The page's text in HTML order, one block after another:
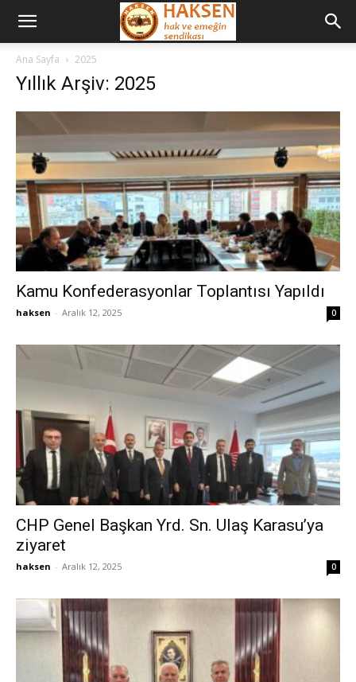
Ana Sayfa 2025
Yıllık Arşiv: 2025
Kamu Konfederasyonlar Toplantısı Yapıldı
haksen - Aralık 12, 2025 0
CHP Genel Başkan Yrd. Sn. Ulaş Karasu’ya
ziyaret
haksen - Aralık 12, 2025 0